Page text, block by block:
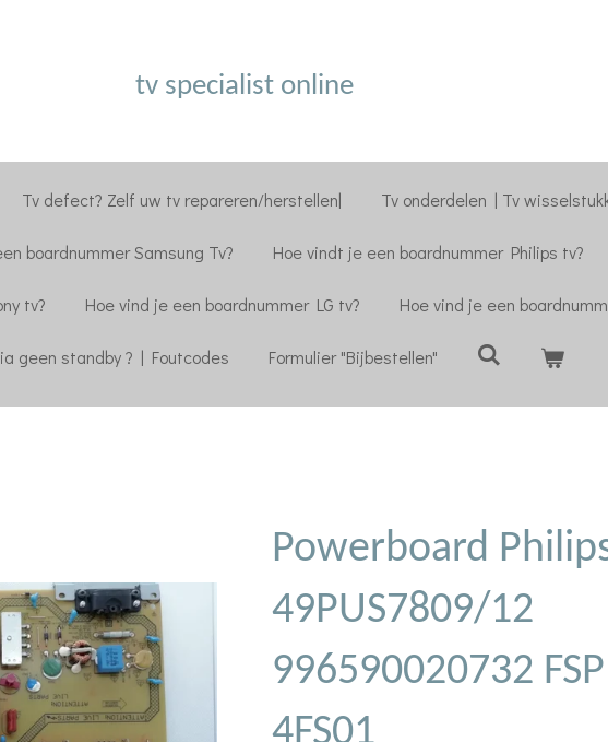
tv specialist online
Tv defect? Zelf uw tv repareren/herstellen| Tv onderdelen | Tv
boardnummer Samsung Tv? Hoe vindt je een boardnummer Philips tv?
tv? Hoe vind je een boardnummer LG tv? Hoe vind je een
geen standby ? | Foutcodes Formulier "Bijbestellen"
Powerboard
49PUS7809/12
996590020732
4FS01